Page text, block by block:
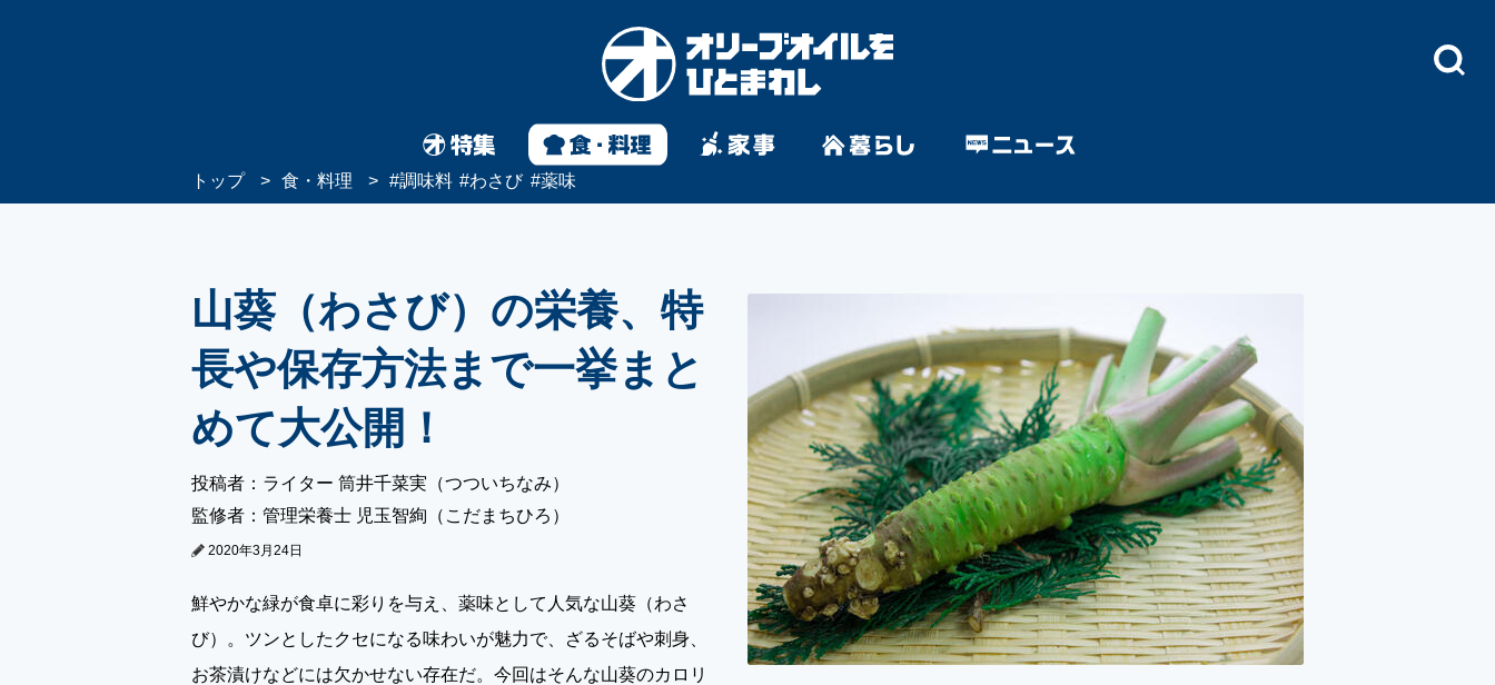
トップ 食・料理 #調味料 #わさび #薬味
山葵（わさび）の栄養、特
長や保存方法まで一挙まと
めて大公開！
投稿者：ライター 筒井千菜実（つついちなみ）
監修者：管理栄養士 児玉智絢（こだまちひろ）
2020年3月24日
鮮やかな緑が食卓に彩りを与え、薬味として人気な山葵（わさ
び）。ツンとしたクセになる味わいが魅力で、ざるそばや刺身、
お茶漬けなどには欠かせない存在だ。今回はそんな山葵のカロリ